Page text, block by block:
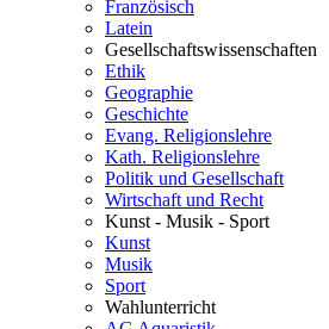
Französisch
Latein
Gesellschaftswissenschaften
Ethik
Geographie
Geschichte
Evang. Religionslehre
Kath. Religionslehre
Politik und Gesellschaft
Wirtschaft und Recht
Kunst - Musik - Sport
Kunst
Musik
Sport
Wahlunterricht